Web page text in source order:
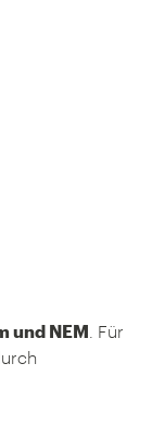
und NEM . Für